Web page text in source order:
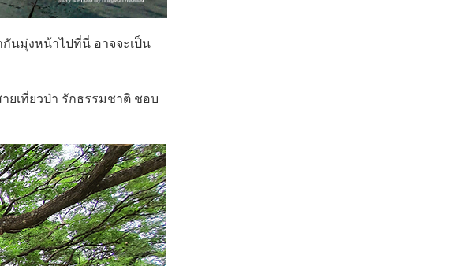
นมุ่งหน้าไปที่นี่ อาจจะเป็น
เที่ยวป่า รักธรรมชาติ ชอบ